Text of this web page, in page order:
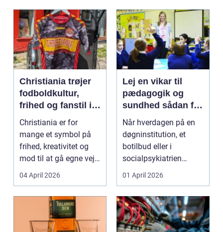
Christiania trøjer
fodboldkultur,
frihed og fanstil i
ét
Christiania er for
mange et symbol på
frihed, kreativitet og
mod til at gå egne veje.
Den samme ånd ...
04 April 2026
Lej en vikar til
pædagogik og
sundhed sådan får
du den rette hjælp
Når hverdagen på en
døgninstitution, et
botilbud eller i
socialpsykiatrien
pludselig ændrer sig,
kan...
01 April 2026